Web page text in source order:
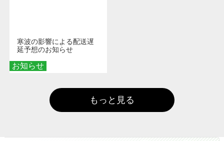
お知らせ
寒波の影響による配送遅
延予想のお知らせ
もっと見る